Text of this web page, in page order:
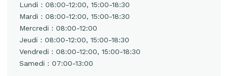
Lundi : 08:00-12:00, 15:00-18:30
Mardi : 08:00-12:00, 15:00-18:30
Mercredi : 08:00-12:00
Jeudi : 08:00-12:00, 15:00-18:30
Vendredi : 08:00-12:00, 15:00-18:30
Samedi : 07:00-13:00